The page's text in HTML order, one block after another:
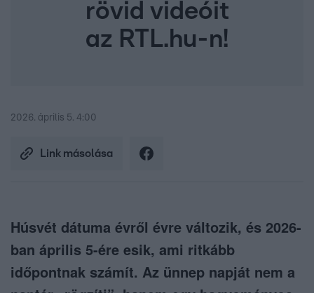
rövid videóit
az RTL.hu-n!
2026. április 5. 4:00
Link másolása
Húsvét dátuma évről évre változik, és 2026-
ban április 5-ére esik, ami ritkább
időpontnak számít. Az ünnep napját nem a